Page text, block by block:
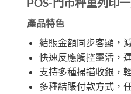
產品特色
結賬金額同步客顯，
快速反應觸控靈活，
支持多種掃描收銀，
多種結賬付款方式，